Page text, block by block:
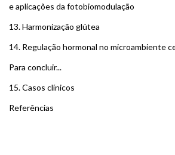
e aplicações da fotobiomodulação
13.Harmonização glútea
14. Regulação hormonal no microambiente
Para concluir...
15.Casos clínicos
Referências